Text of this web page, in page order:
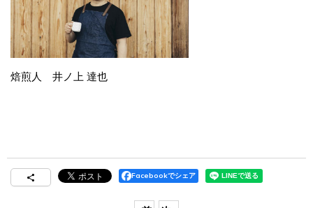
焙煎人 井ノ上 達也
Facebookでシェア